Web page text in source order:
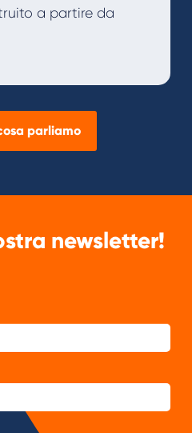
a partire da
parliamo
newsletter!